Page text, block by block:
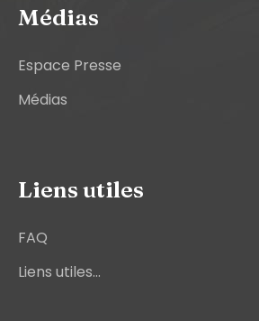
Médias
Espace Presse
Médias
Liens utiles
FAQ
Liens utiles...